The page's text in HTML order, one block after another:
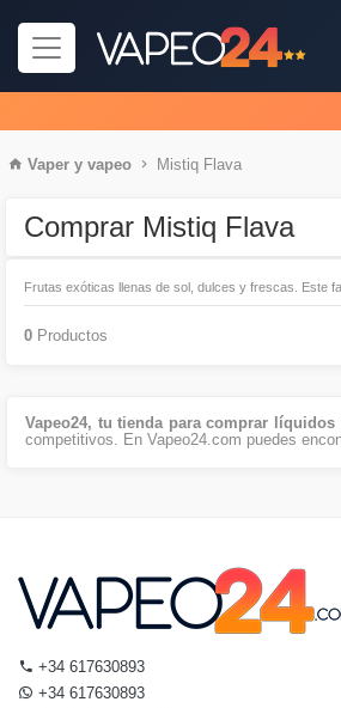
Vaper y vapeo Mistiq Flava
Comprar Mistiq Flava
Frutas exóticas llenas de sol, dulces y frescas. Este
0 Productos
Vapeo24, tu tienda para comprar
competitivos. En Vapeo24.com puedes
+34 617630893
+34 617630893